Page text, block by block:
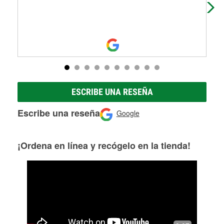
ESCRIBE UNA RESEÑA
Escribe una reseña Google
¡Ordena en línea y recógelo en la tienda!